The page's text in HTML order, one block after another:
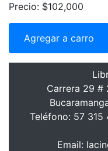
Precio: $102,000
Agregar a carro
Carrera 29 #
Teléfono: 57 315
Email: